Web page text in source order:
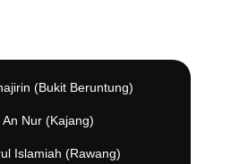
(Bukit Beruntung)
An Nur (Kajang)
Islamiah (Rawang)